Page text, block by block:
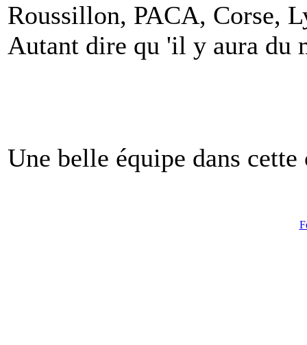
Roussillon, PACA, Corse,
Autant dire qu 'il y aura du
Une belle équipe dans